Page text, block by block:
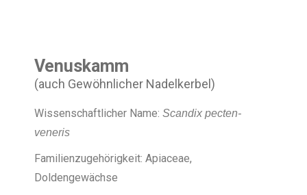
Venuskamm
(auch Gewöhnlicher Nadelkerbel)
Wissenschaftlicher Name: Scandix pecten-
veneris
Familienzugehörigkeit: Apiaceae,
Doldengewächse